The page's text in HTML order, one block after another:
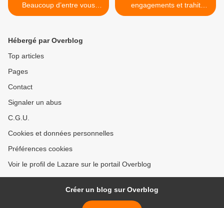
Beaucoup d’entre vous
trouvent cette période du
engagements et trahit
encore nos soldats >
Hébergé par Overblog
Top articles
Pages
Contact
Signaler un abus
C.G.U.
Cookies et données personnelles
Préférences cookies
Voir le profil de Lazare sur le portail Overblog
Créer un blog sur Overblog